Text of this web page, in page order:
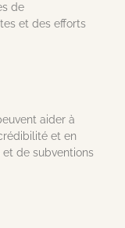
de
et des efforts
aider à
et en
de subventions